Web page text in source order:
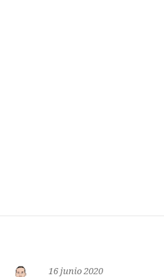
16 junio 2020